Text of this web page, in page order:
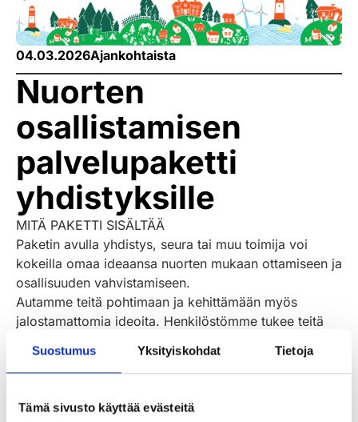
Suostumus Yksityiskohdat Tietoja
Tämä sivusto käyttää evästeitä
04.03.2026Ajankohtaista
Nuorten
osallistamisen
palvelupaketti
yhdistyksille
MITÄ PAKETTI SISÄLTÄÄ
Paketin avulla yhdistys, seura tai muu toimija voi
kokeilla omaa ideaansa nuorten mukaan ottamiseen ja
osallisuuden vahvistamiseen.
Autamme teitä pohtimaan ja kehittämään myös
jalostamattomia ideoita. Henkilöstömme tukee teitä
Kontaktoimme yhdessä nuoret ja nuorten parissa
toimivat tahot sekä rakennamme yhteistyötä heidän